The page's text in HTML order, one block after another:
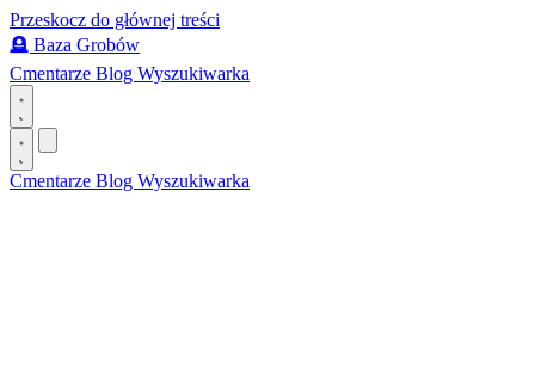
Przeskocz do głównej treści
🪦 Baza Grobów
Cmentarze Blog Wyszukiwarka
Cmentarze Blog Wyszukiwarka